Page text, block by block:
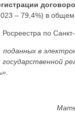
– 79,4%) в общем
по
поданных в
».